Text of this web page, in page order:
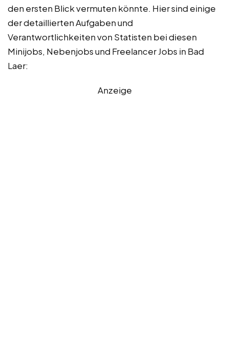
den ersten Blick vermuten könnte. Hier sind einige
der detaillierten Aufgaben und
Verantwortlichkeiten von Statisten bei diesen
Minijobs, Nebenjobs und Freelancer Jobs in Bad
Laer:
Anzeige